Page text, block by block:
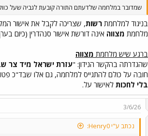
שמדובר במלחמה שלדעתם התורה קובעת לגביה שעל
בניגוד למלחמת רשות, שצריכה לקבל את אישור
מלחמת מצווה אינה דורשת אישור סנהדרין (כיום
ברגע שיש מלחמת מצווה
שהגדרתה בהקשר הנידון: "עזרת ישראל מיד צר
חובה על כולם להתגייס למלחמה, גם אלו שבד"כ
בלי לחכות לאישור על.
3/6/26
נכתב ע"י Henry0: